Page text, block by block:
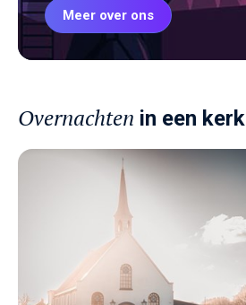
Meer over ons
Overnachten in een kerk